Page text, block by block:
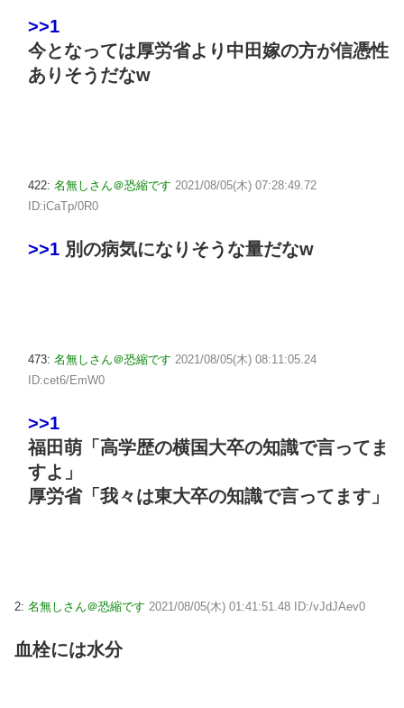
>>1
今となっては厚労省より中田嫁の方が信憑性
ありそうだなw
422: 名無しさん＠恐縮です 2021/08/05(木) 07:28:49.72
ID:iCaTp/0R0
>>1 別の病気になりそうな量だなw
473: 名無しさん＠恐縮です 2021/08/05(木) 08:11:05.24
ID:cet6/EmW0
>>1
福田萌「高学歴の横国大卒の知識で言ってま
すよ」
厚労省「我々は東大卒の知識で言ってます」
2: 名無しさん＠恐縮です 2021/08/05(木) 01:41:51.48 ID:/vJdJAev0
血栓には水分